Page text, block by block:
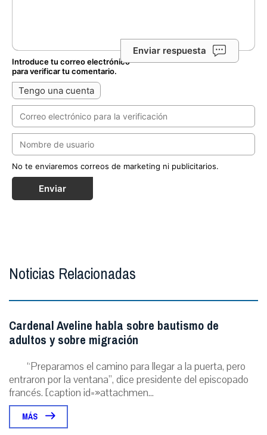
Enviar respuesta
Introduce tu correo electrónico
para verificar tu comentario.
Tengo una cuenta
No te enviaremos correos de marketing ni publicitarios.
Enviar
Noticias Relacionadas
Cardenal Aveline habla sobre bautismo de
adultos y sobre migración
“Preparamos el camino para llegar a la puerta, pero
entraron por la ventana”, dice presidente del episcopado
francés. [caption id=»attachmen...
MÁS